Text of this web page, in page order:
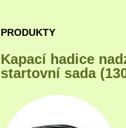
Kapací hadice
startovní sada
PRODUKTY